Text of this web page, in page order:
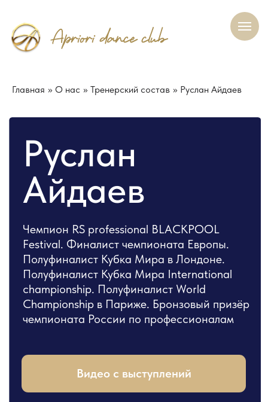
О нас Участникам Наша гордость
Главная » О нас » Тренерский состав » Руслан Айдаев
Руслан
Айдаев
Чемпион RS professional BLACKPOOL
Festival. Финалист чемпионата Европы.
Полуфиналист Кубка Мира в Лондоне.
Полуфиналист Кубка Мира International
championship. Полуфиналист World
чемпионата России по профессионалам
Видео с выступлений